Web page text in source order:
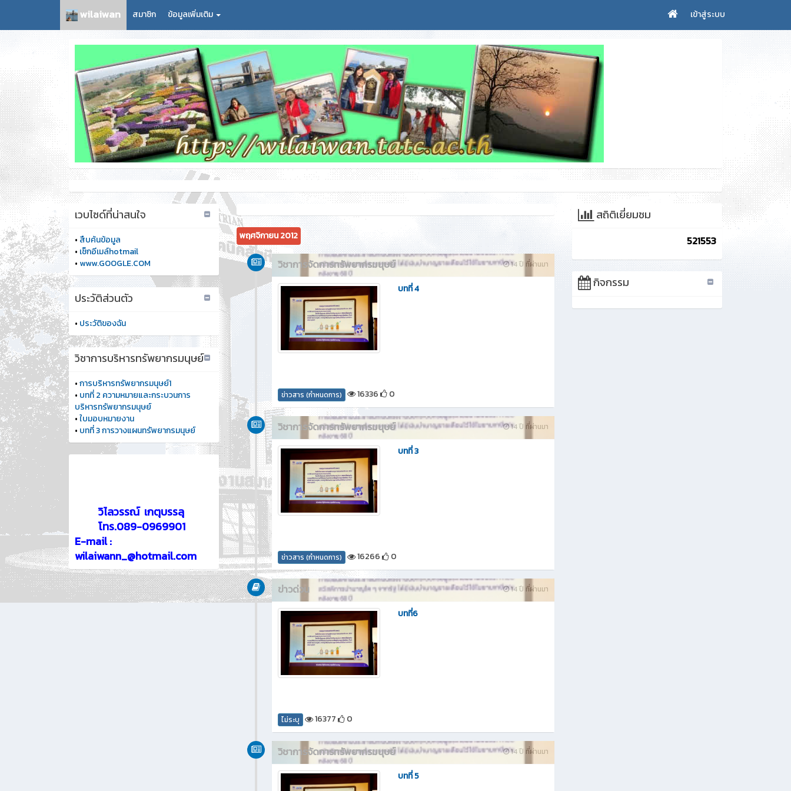
wilaiwan สมาชิก ข้อมูลเพิ่มเติม เข้าสู่ระบบ
เวบไซด์ที่น่าสนใจ
• สืบค้นข้อมูล
• เช็กอีเมล์hotmail
• www.GOOGLE.COM
ประวัติส่วนตัว
• ประวัติของฉัน
วิชาการบริหารทรัพยากรมนุษย์
•การบริหารทรัพยากรมนุษย์1
• บทที่ 2 ความหมายและกระบวนการ
บริหารทรัพยากรมนุษย์
•ใบมอบหมายงาน
• บทที่ 3 การวางแผนทรัพยากรมนุษย์
วิไลวรรณ์ เกตุบรรลุ
โทร.089-0969901
E-mail :
wilaiwann_@hotmail.com
พฤศจิกายน 2012
14 ปี ที่ผ่านมา
วิชาการจัดการทรัพยากรมนุษย์
บทที่ 4
ข่าวสาร (กำหนดการ) 16336 0
14 ปี ที่ผ่านมา
วิชาการจัดการทรัพยากรมนุษย์
บทที่ 3
ข่าวสาร (กำหนดการ) 16266 0
14 ปี ที่ผ่านมา
ข่าวด่วน
บทที่6
ไม่ระบุ 16377 0
14 ปี ที่ผ่านมา
วิชาการจัดการทรัพยากรมนุษย์
บทที่ 5
สถิติเยี่ยมชม
521553
กิจกรรม